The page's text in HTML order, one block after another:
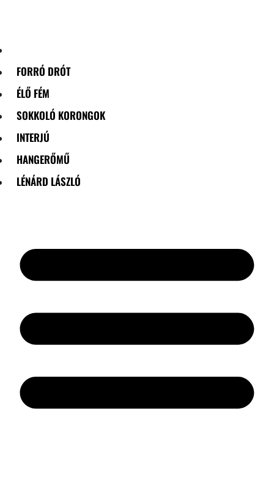
FORRÓ DRÓT
ÉLŐ FÉM
SOKKOLÓ KORONGOK
INTERJÚ
HANGERŐMŰ
LÉNÁRD LÁSZLÓ